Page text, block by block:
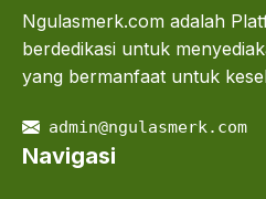
Ngulasmerk.com adalah
berdedikasi untuk
yang bermanfaat untuk
admin@ngulasmerk.com
Navigasi